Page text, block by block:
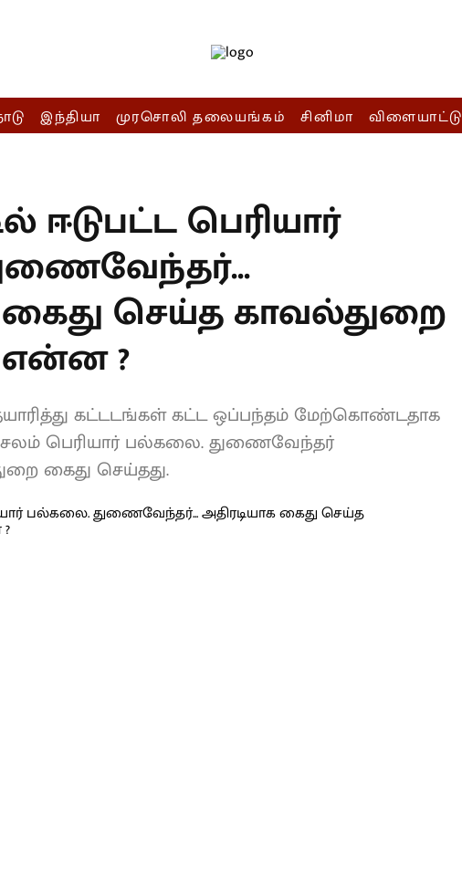
இந்தியா முரசொலி தலையங்கம் சினிமா விளையாட்டு
ஈடுபட்ட பெரியார்
கைது செய்த காவல்துறை
?
கட்டடங்கள் கட்ட ஒப்பந்தம் மேற்கொண்டதாக
சேலம் பெரியார் பல்கலை. துணைவேந்தர்
கைது செய்தது.